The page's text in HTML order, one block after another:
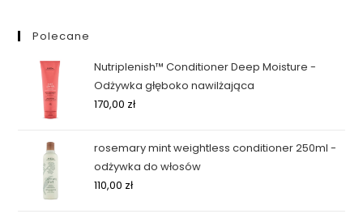
Polecane
Nutriplenish™ Conditioner Deep Moisture -
Odżywka głęboko nawilżająca
170,00 zł
rosemary mint weightless conditioner 250ml -
odżywka do włosów
110,00 zł